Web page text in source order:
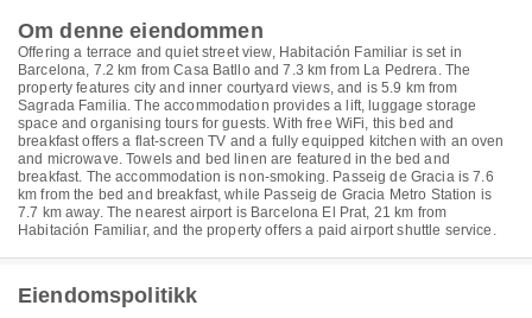
Om denne eiendommen
Offering a terrace and quiet street view, Habitación Familiar is set in
Barcelona, 7.2 km from Casa Batllo and 7.3 km from La Pedrera. The
property features city and inner courtyard views, and is 5.9 km from
Sagrada Familia. The accommodation provides a lift, luggage storage
space and organising tours for guests. With free WiFi, this bed and
breakfast offers a flat-screen TV and a fully equipped kitchen with an oven
and microwave. Towels and bed linen are featured in the bed and
breakfast. The accommodation is non-smoking. Passeig de Gracia is 7.6
km from the bed and breakfast, while Passeig de Gracia Metro Station is
7.7 km away. The nearest airport is Barcelona El Prat, 21 km from
Habitación Familiar, and the property offers a paid airport shuttle service.
Eiendomspolitikk